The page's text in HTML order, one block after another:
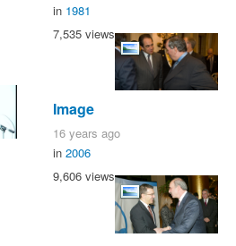
in 1981
7,535 views
Image
16 years ago
in 2006
9,606 views